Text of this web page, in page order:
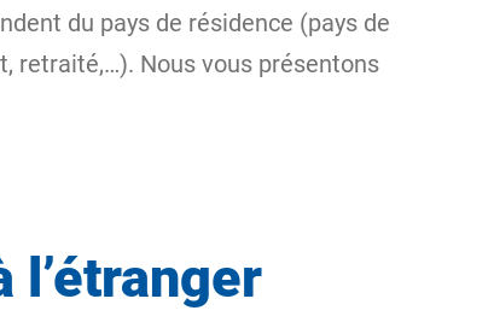
du pays de résidence (pays de
retraité,…). Nous vous présentons
l’étranger